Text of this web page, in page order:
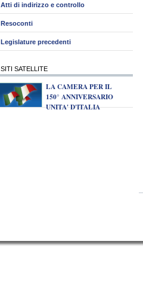
Atti di indirizzo e controllo
Resoconti
Legislature precedenti
SITI SATELLITE
LA CAMERA PER IL
150° ANNIVERSARIO
UNITA' D'ITALIA